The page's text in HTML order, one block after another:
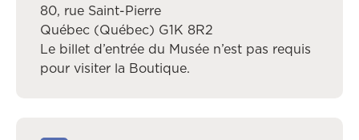
80, rue Saint-Pierre
Québec (Québec) G1K 8R2
Le billet d’entrée du Musée n’est pas requis
pour visiter la Boutique.